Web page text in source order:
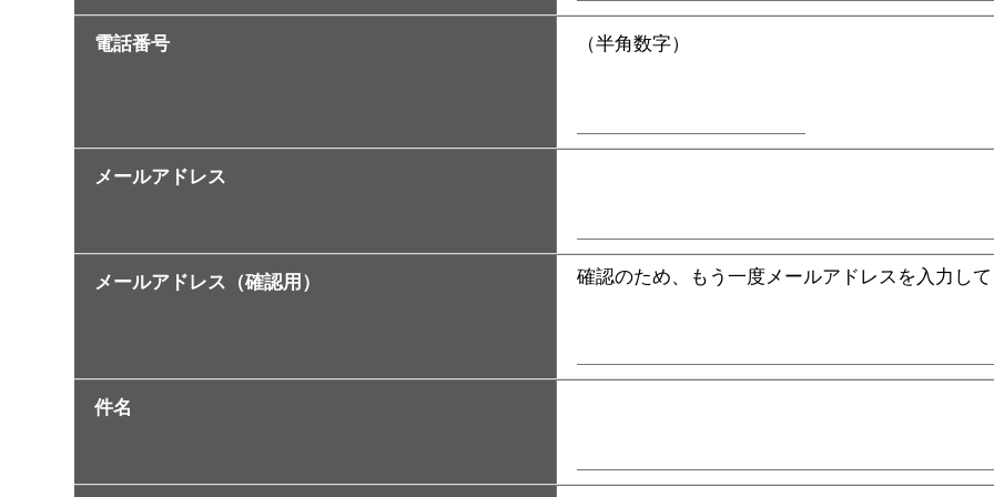
電話番号 （半角数字）
メールアドレス
メールアドレス（確認用） 確認のため、もう一度メールアドレスを入力し
件名